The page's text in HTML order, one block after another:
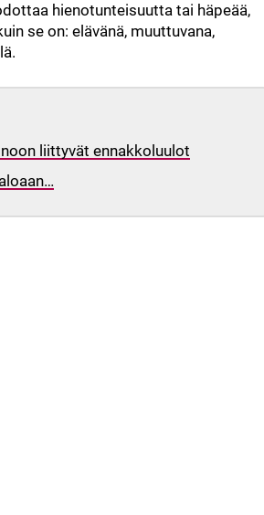
hienotunteisuutta tai häpeää,
se on: elävänä, muuttuvana,
liittyvät ennakkoluulot